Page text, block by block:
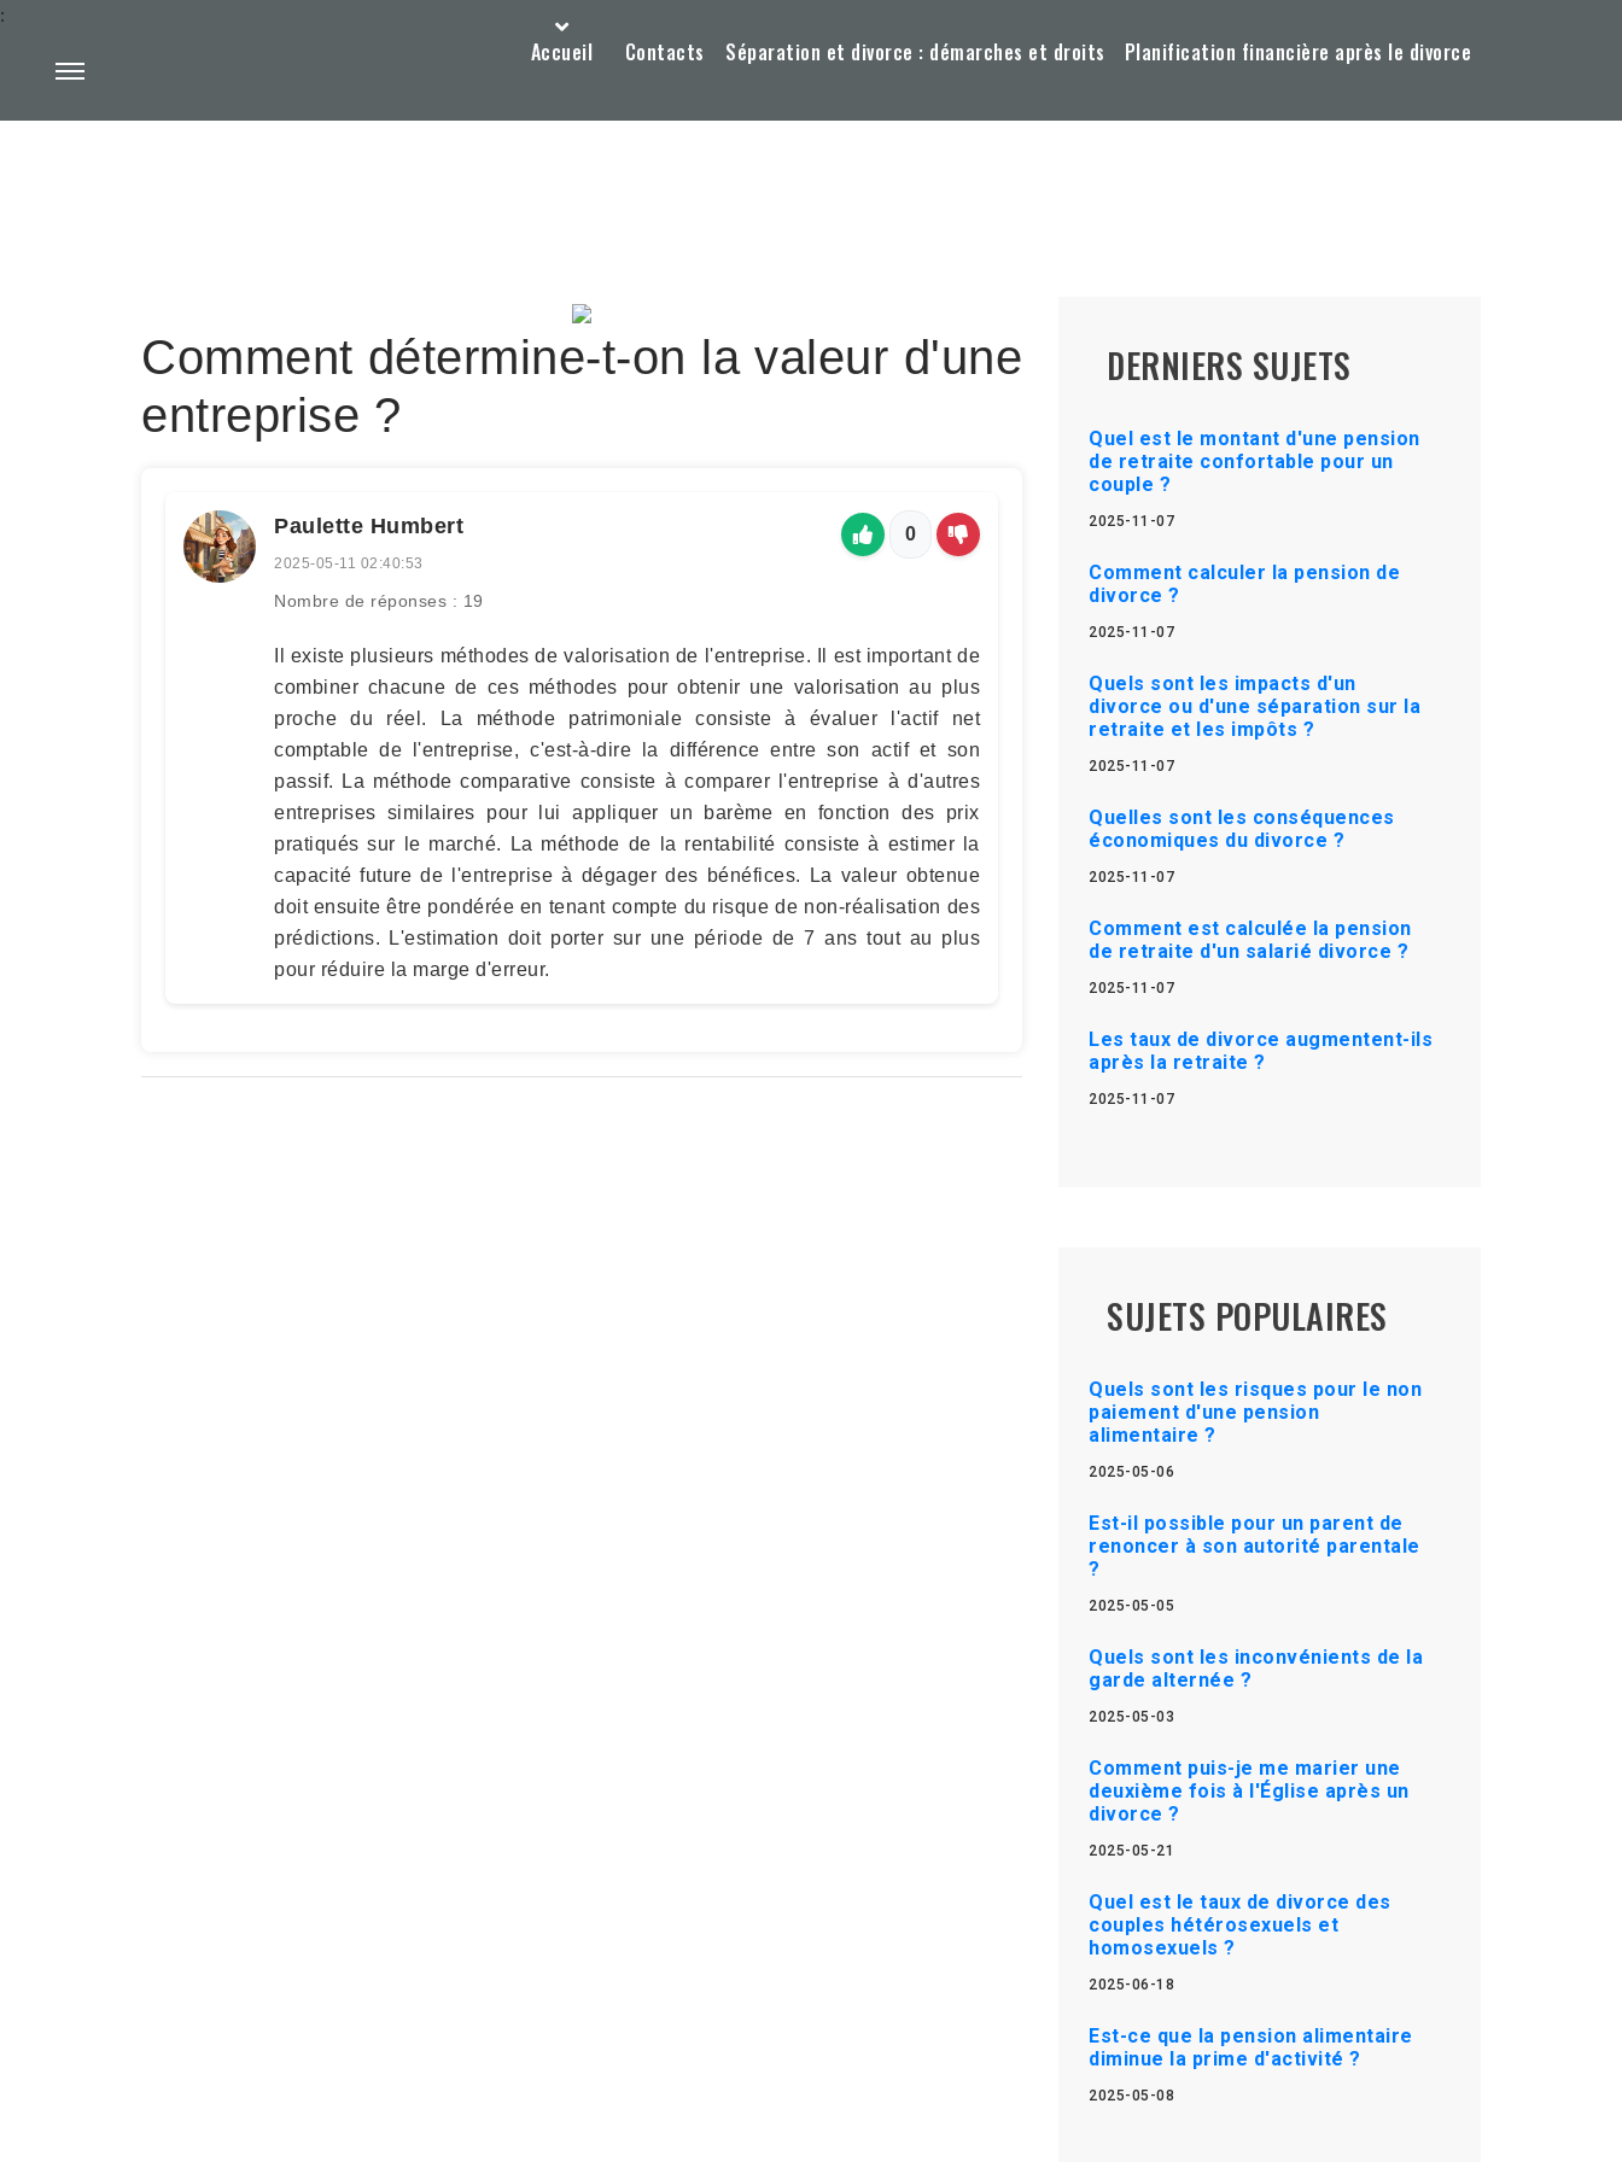
Accueil Contacts Séparation et divorce : démarches et droits Planification financière après le divorce
:
Comment détermine-t-on la valeur d'une
entreprise ?
Paulette Humbert
2025-05-11 02:40:53
Nombre de réponses : 19
0
Il existe plusieurs méthodes de valorisation de l'entreprise. Il est important de
combiner chacune de ces méthodes pour obtenir une valorisation au plus
proche du réel. La méthode patrimoniale consiste à évaluer l'actif net
comptable de l'entreprise, c'est-à-dire la différence entre son actif et son
passif. La méthode comparative consiste à comparer l'entreprise à d'autres
entreprises similaires pour lui appliquer un barème en fonction des prix
pratiqués sur le marché. La méthode de la rentabilité consiste à estimer la
capacité future de l'entreprise à dégager des bénéfices. La valeur obtenue
doit ensuite être pondérée en tenant compte du risque de non-réalisation des
prédictions. L'estimation doit porter sur une période de 7 ans tout au plus
pour réduire la marge d'erreur.
DERNIERS SUJETS
Quel est le montant d'une pension
de retraite confortable pour un
couple ?
2025-11-07
Comment calculer la pension de
divorce ?
2025-11-07
Quels sont les impacts d'un
divorce ou d'une séparation sur la
retraite et les impôts ?
2025-11-07
Quelles sont les conséquences
économiques du divorce ?
2025-11-07
Comment est calculée la pension
de retraite d'un salarié divorce ?
2025-11-07
Les taux de divorce augmentent-ils
après la retraite ?
2025-11-07
SUJETS POPULAIRES
Quels sont les risques pour le non
paiement d'une pension
alimentaire ?
2025-05-06
Est-il possible pour un parent de
renoncer à son autorité parentale
?
2025-05-05
Quels sont les inconvénients de la
garde alternée ?
2025-05-03
Comment puis-je me marier une
deuxième fois à l'Église après un
divorce ?
2025-05-21
Quel est le taux de divorce des
couples hétérosexuels et
homosexuels ?
2025-06-18
Est-ce que la pension alimentaire
diminue la prime d'activité ?
2025-05-08